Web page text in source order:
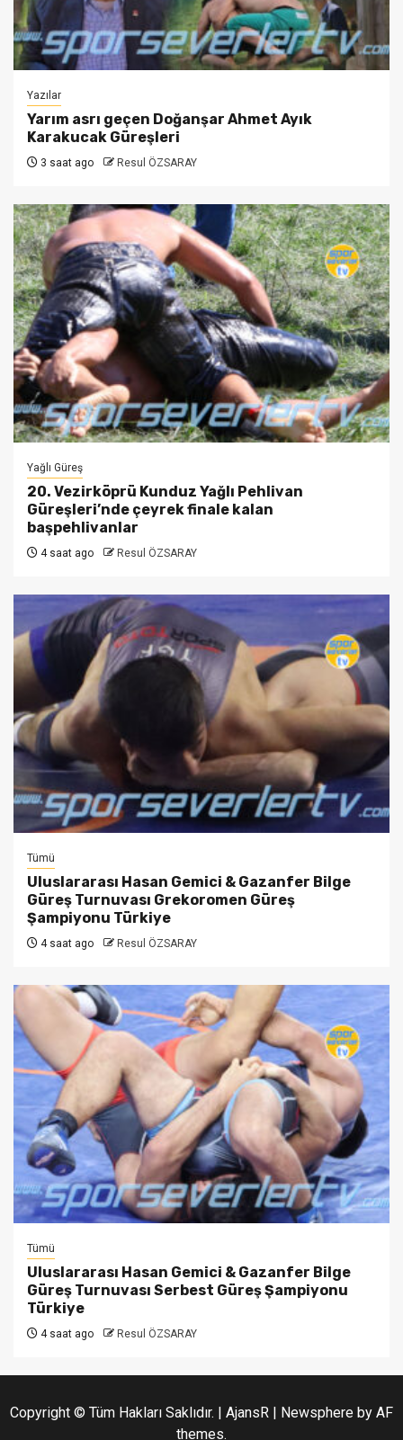
Yazılar
Yarım asrı geçen Doğanşar Ahmet Ayık
Karakucak Güreşleri
3 saat ago Resul ÖZSARAY
Yağlı Güreş
20. Vezirköprü Kunduz Yağlı Pehlivan
Güreşleri’nde çeyrek finale kalan
başpehlivanlar
4 saat ago Resul ÖZSARAY
Tümü
Uluslararası Hasan Gemici & Gazanfer Bilge
Güreş Turnuvası Grekoromen Güreş
Şampiyonu Türkiye
4 saat ago Resul ÖZSARAY
Tümü
Uluslararası Hasan Gemici & Gazanfer Bilge
Güreş Turnuvası Serbest Güreş Şampiyonu
Türkiye
4 saat ago Resul ÖZSARAY
Copyright © Tüm Hakları Saklıdır. | AjansR | Newsphere by AF
themes.